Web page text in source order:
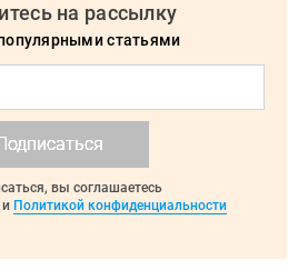
на рассылку
статьями
Подписаться
вы соглашаетесь
и Политикой конфиденциальности